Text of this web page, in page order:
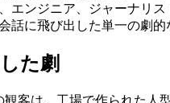
エンジニア、ジャーナリ
話に飛び出した単一の劇的
た劇
観客は、工場で作られた